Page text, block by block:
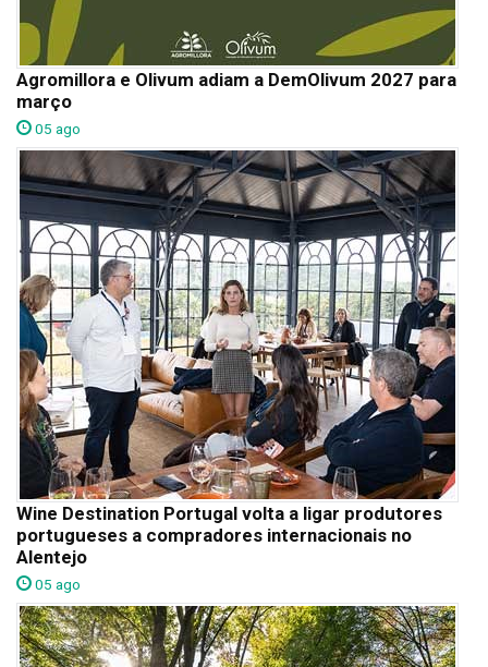
Agromillora e Olivum adiam a DemOlivum 2027 para
março
05 ago
Wine Destination Portugal volta a ligar produtores
portugueses a compradores internacionais no
Alentejo
05 ago